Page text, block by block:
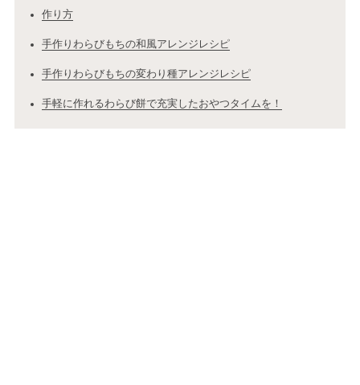
作り方
手作りわらびもちの和風アレンジレシピ
手作りわらびもちの変わり種アレンジレシピ
手軽に作れるわらび餅で充実したおやつタイムを！